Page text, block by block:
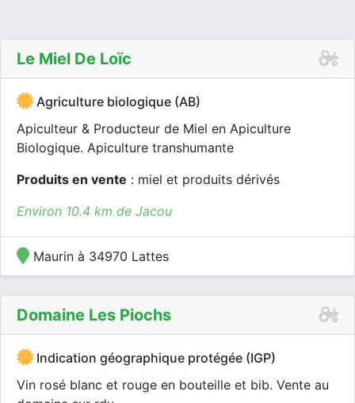
Le Miel De Loïc
Agriculture biologique (AB)
Apiculteur & Producteur de Miel en Apiculture
Biologique. Apiculture transhumante
Produits en vente : miel et produits dérivés
Environ 10.4 km de Jacou
Maurin à 34970 Lattes
Domaine Les Piochs
Indication géographique protégée (IGP)
Vin rosé blanc et rouge en bouteille et bib. Vente au